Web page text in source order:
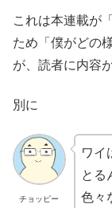
これは本連載が
ため「僕がどの
が、読者に内容
別に
チョッピー
ワイ
とる
色々